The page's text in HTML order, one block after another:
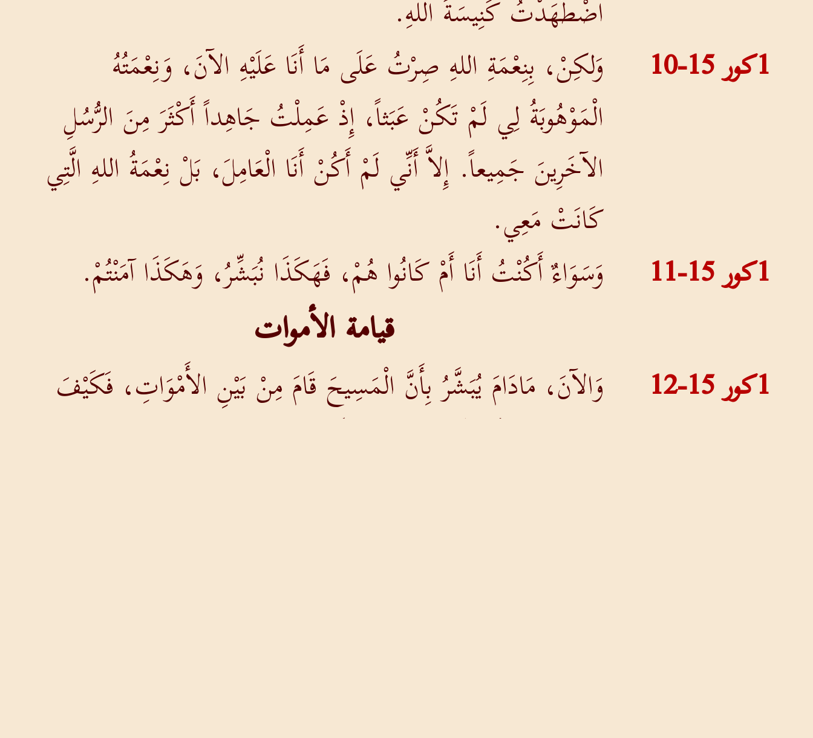
اضْطَهَدْتُ كَنِيسَةَ اللهِ.
1كور 15-10
وَلكِنْ، بِنِعْمَةِ اللهِ صِرْتُ عَلَى مَا أَنَا عَلَيْهِ الآنَ، وَنِعْمَتُهُ
الْمَوْهُوبَةُ لِي لَمْ تَكُنْ عَبَثاً، إِذْ عَمِلْتُ جَاهِداً أَكْثَرَ مِنَ الرُّسُلِ
الآخَرِينَ جَمِيعاً. إِلاَّ أَنِّي لَمْ أَكُنْ أَنَا الْعَامِلَ، بَلْ نِعْمَةُ اللهِ الَّتِي
كَانَتْ مَعِي.
1كور 15-11
وَسَوَاءٌ أَكُنْتُ أَنَا أَمْ كَانُوا هُمْ، فَهَكَذَا نُبَشِّرُ، وَهَكَذَا آمَنْتُمْ.
قيامة الأموات
1كور 15-12
وَالآنَ، مَادَامَ يُبَشَّرُ بِأَنَّ الْمَسِيحَ قَامَ مِنْ بَيْنِ الأَمْوَاتِ، فَكَيْفَ
يَقُولُ بَعْضُكُمْ إِنَّهُ لاَ قِيَامَةَ لِلأَمْوَاتِ؟